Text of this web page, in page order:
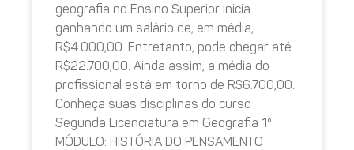
geografia no Ensino Superior inicia
ganhando um salário de, em média,
R$4.000,00. Entretanto, pode chegar até
R$22.700,00. Ainda assim, a média do
profissional está em torno de R$6.700,00.
Conheça suas disciplinas do curso
Segunda Licenciatura em Geografia 1º
MÓDULO: HISTÓRIA DO PENSAMENTO